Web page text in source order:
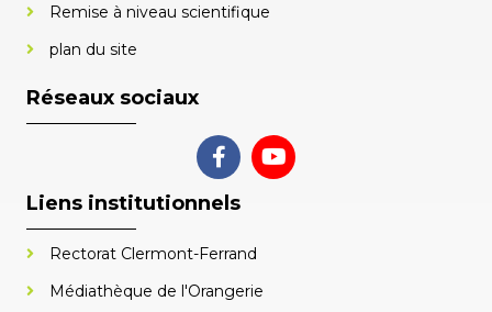
Remise à niveau scientifique
plan du site
Réseaux sociaux
Liens institutionnels
Rectorat Clermont-Ferrand
Médiathèque de l'Orangerie